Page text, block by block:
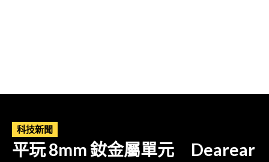
科技新聞
平玩 8mm 釹金屬單元 Dearear